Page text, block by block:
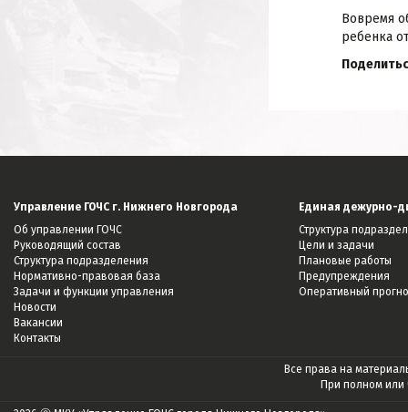
Вовремя
ребенка
Управление ГОЧС г. Нижнего Новгорода
Об управлении ГОЧС
Руководящий состав
Структура подразделения
Нормативно-правовая база
Задачи и функции управления
Новости
Вакансии
Контакты
Единая дежурно-
Структура
Цели и задачи
Плановые работы
Предупреждения
Оперативный
Все права на
При полном или